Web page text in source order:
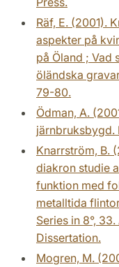
Räf, E. (2001).
aspekter på
på Öland ; Vad
öländska
79-80.
Ödman, A.
järnbruksbygd.
Knarrström, B.
diakron studie
funktion med
metalltida
Series in 8°,
Dissertation.
Mogren, M.